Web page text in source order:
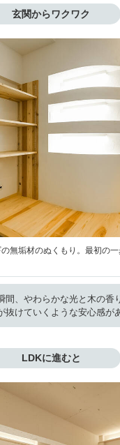
玄関からワクワク
無垢材のぬくもり。最初の
間、やわらかな光と木の香
抜けていくような安心感が
LDKに進むと